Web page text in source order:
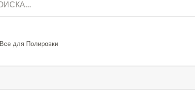
Все для Полировки